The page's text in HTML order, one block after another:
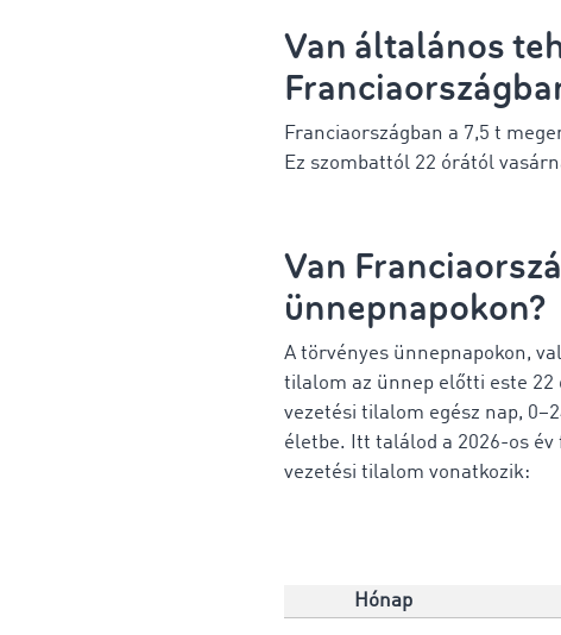
Van általános
Franciaországban a 7,5 t
Ez szombattól 22 órától
Van
ünnepnapokon?
A törvényes ünnepnapokon,
tilalom az ünnep előtti este 22
vezetési tilalom egész nap,
életbe.
Itt találod a 2026-os
vezetési tilalom vonatkozik:
Hónap